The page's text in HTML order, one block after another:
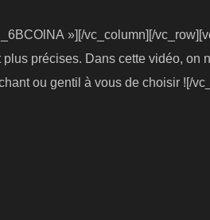
»][/vc_column][/
précises. Dans cette vidéo,
ou gentil à vous de choisir ![/